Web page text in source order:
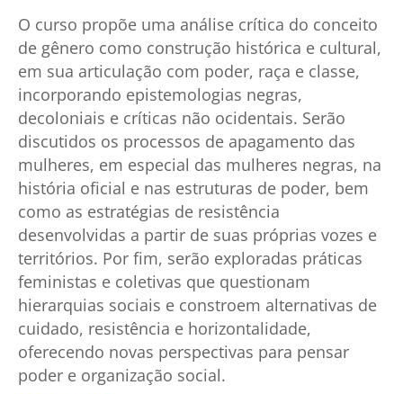
O curso propõe uma análise crítica do conceito
de gênero como construção histórica e cultural,
em sua articulação com poder, raça e classe,
incorporando epistemologias negras,
decoloniais e críticas não ocidentais. Serão
discutidos os processos de apagamento das
mulheres, em especial das mulheres negras, na
história oficial e nas estruturas de poder, bem
como as estratégias de resistência
desenvolvidas a partir de suas próprias vozes e
territórios. Por fim, serão exploradas práticas
feministas e coletivas que questionam
hierarquias sociais e constroem alternativas de
cuidado, resistência e horizontalidade,
oferecendo novas perspectivas para pensar
poder e organização social.